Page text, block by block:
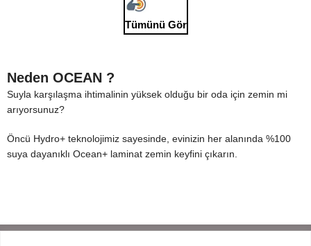
Tümünü Gör
Neden OCEAN ?
Suyla karşılaşma ihtimalinin yüksek olduğu bir oda için zemin mi
arıyorsunuz?
Öncü Hydro+ teknolojimiz sayesinde, evinizin her alanında %100
suya dayanıklı Ocean+ laminat zemin keyfini çıkarın.